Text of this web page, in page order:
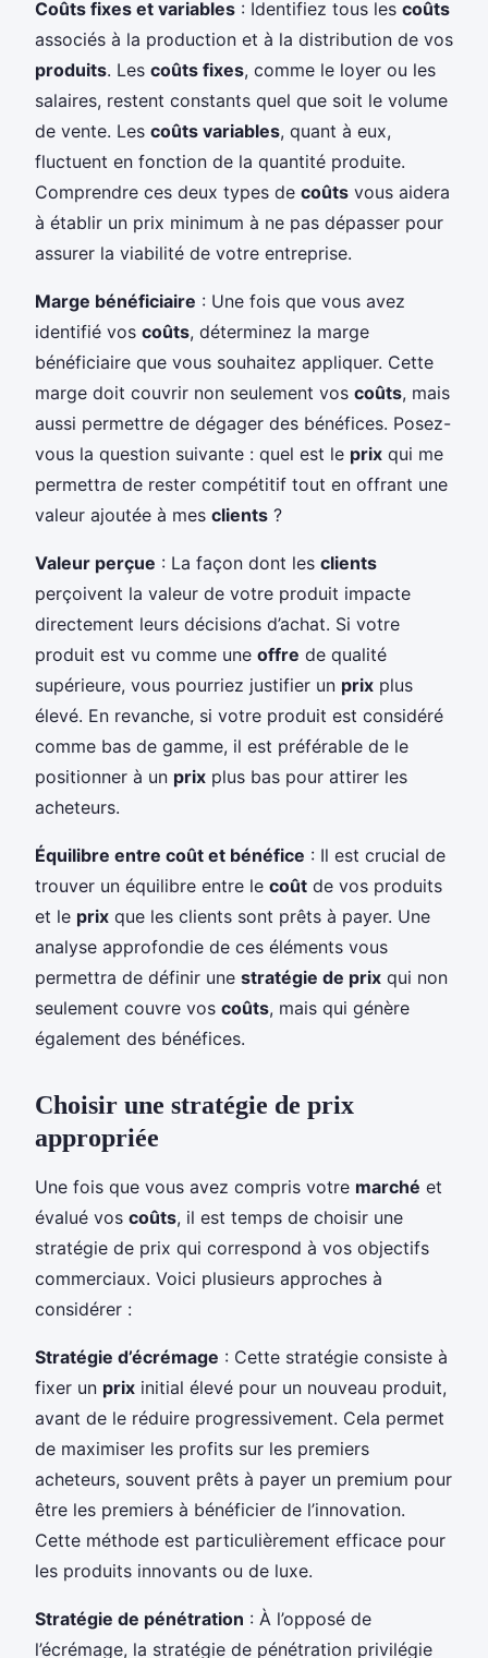
Coûts fixes et variables : Identifiez tous les coûts
associés à la production et à la distribution de vos
produits. Les coûts fixes, comme le loyer ou les
salaires, restent constants quel que soit le volume
de vente. Les coûts variables, quant à eux,
fluctuent en fonction de la quantité produite.
Comprendre ces deux types de coûts vous aidera
à établir un prix minimum à ne pas dépasser pour
assurer la viabilité de votre entreprise.
Marge bénéficiaire : Une fois que vous avez
identifié vos coûts, déterminez la marge
bénéficiaire que vous souhaitez appliquer. Cette
marge doit couvrir non seulement vos coûts, mais
aussi permettre de dégager des bénéfices. Posez-
vous la question suivante : quel est le prix qui me
permettra de rester compétitif tout en offrant une
valeur ajoutée à mes clients ?
Valeur perçue : La façon dont les clients
perçoivent la valeur de votre produit impacte
directement leurs décisions d’achat. Si votre
produit est vu comme une offre de qualité
supérieure, vous pourriez justifier un prix plus
élevé. En revanche, si votre produit est considéré
comme bas de gamme, il est préférable de le
positionner à un prix plus bas pour attirer les
acheteurs.
Équilibre entre coût et bénéfice : Il est crucial de
trouver un équilibre entre le coût de vos produits
et le prix que les clients sont prêts à payer. Une
analyse approfondie de ces éléments vous
permettra de définir une stratégie de prix qui non
seulement couvre vos coûts, mais qui génère
également des bénéfices.
Choisir une stratégie de prix
appropriée
Une fois que vous avez compris votre marché et
évalué vos coûts, il est temps de choisir une
stratégie de prix qui correspond à vos objectifs
commerciaux. Voici plusieurs approches à
considérer :
Stratégie d’écrémage : Cette stratégie consiste à
fixer un prix initial élevé pour un nouveau produit,
avant de le réduire progressivement. Cela permet
de maximiser les profits sur les premiers
acheteurs, souvent prêts à payer un premium pour
être les premiers à bénéficier de l’innovation.
Cette méthode est particulièrement efficace pour
les produits innovants ou de luxe.
Stratégie de pénétration : À l’opposé de
l’écrémage, la stratégie de pénétration privilégie